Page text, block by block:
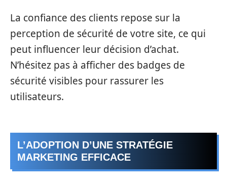
La confiance des clients repose sur la
perception de sécurité de votre site, ce qui
peut influencer leur décision d’achat.
N’hésitez pas à afficher des badges de
sécurité visibles pour rassurer les
utilisateurs.
L’ADOPTION D’UNE STRATÉGIE
MARKETING EFFICACE